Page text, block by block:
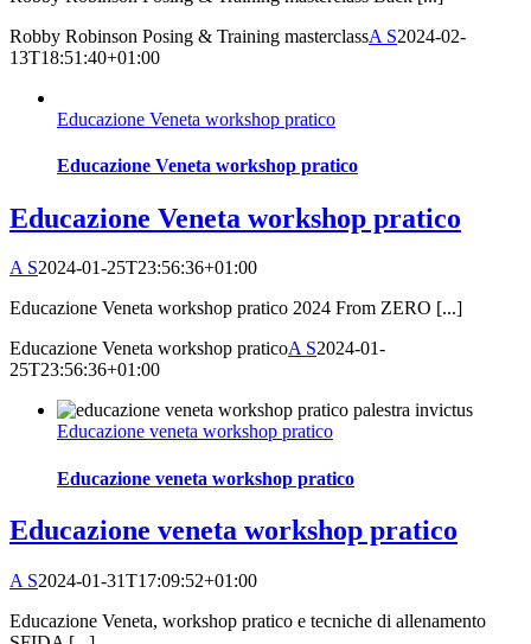
Robby Robinson Posing & Training masterclassA S2024-02-
13T18:51:40+01:00
Educazione Veneta workshop pratico
Educazione Veneta workshop pratico
Educazione Veneta workshop pratico
A S2024-01-25T23:56:36+01:00
Educazione Veneta workshop pratico 2024 From ZERO [...]
Educazione Veneta workshop praticoA S2024-01-
25T23:56:36+01:00
Educazione veneta workshop pratico
Educazione veneta workshop pratico
Educazione veneta workshop pratico
A S2024-01-31T17:09:52+01:00
Educazione Veneta, workshop pratico e tecniche di allenamento